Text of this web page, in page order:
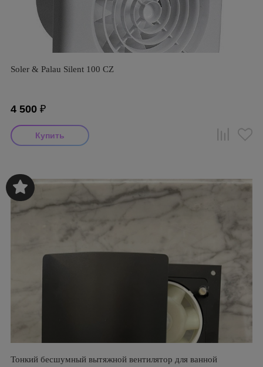
Soler & Palau Silent 100 CZ
4 500 ₽
Тонкий бесшумный вытяжной вентилятор для ванной